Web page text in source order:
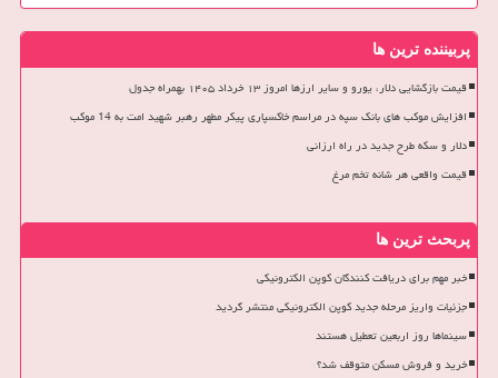
پربیننده ترین ها
قیمت بازگشایی دلار، یورو و سایر ارزها امروز ۱۳ خرداد ۱۴۰۵ بهمراه جدول
افزایش موکب های بانک سپه در مراسم خاکسپاری پیکر مطهر رهبر شهید امت به 14 موکب
دلار و سکه طرح جدید در راه ارزانی
قیمت واقعی هر شانه تخم مرغ
پربحث ترین ها
خبر مهم برای دریافت کنندگان کوپن الکترونیکی
جزئیات واریز مرحله جدید کوپن الکترونیکی منتشر گردید
سینماها روز اربعین تعطیل هستند
خرید و فروش مسکن متوقف شد؟